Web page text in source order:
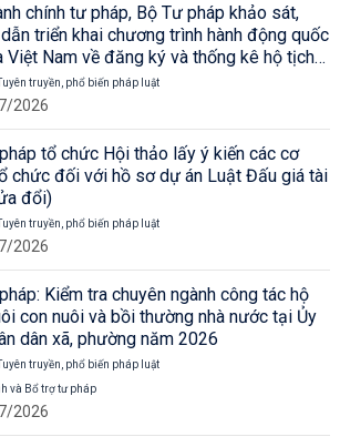
chính tư pháp, Bộ Tư pháp khảo sát,
triển khai chương trình hành động quốc
Nam về đăng ký và thống kê hộ tịch
2026 - 2030 tại UBND xã Sơn Kiên và
Cù Lao Giêng
truyền, phổ biến pháp luật
2026
tổ chức Hội thảo lấy ý kiến các cơ
chức đối với hồ sơ dự án Luật Đấu giá tài
đổi)
truyền, phổ biến pháp luật
2026
Kiểm tra chuyên ngành công tác hộ
con nuôi và bồi thường nhà nước tại Ủy
dân xã, phường năm 2026
truyền, phổ biến pháp luật
và Bổ trợ tư pháp
2026